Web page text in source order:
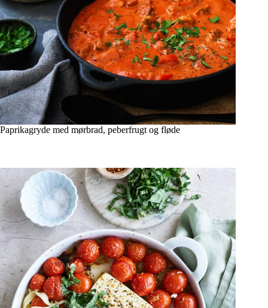
Paprikagryde med mørbrad, peberfrugt og fløde